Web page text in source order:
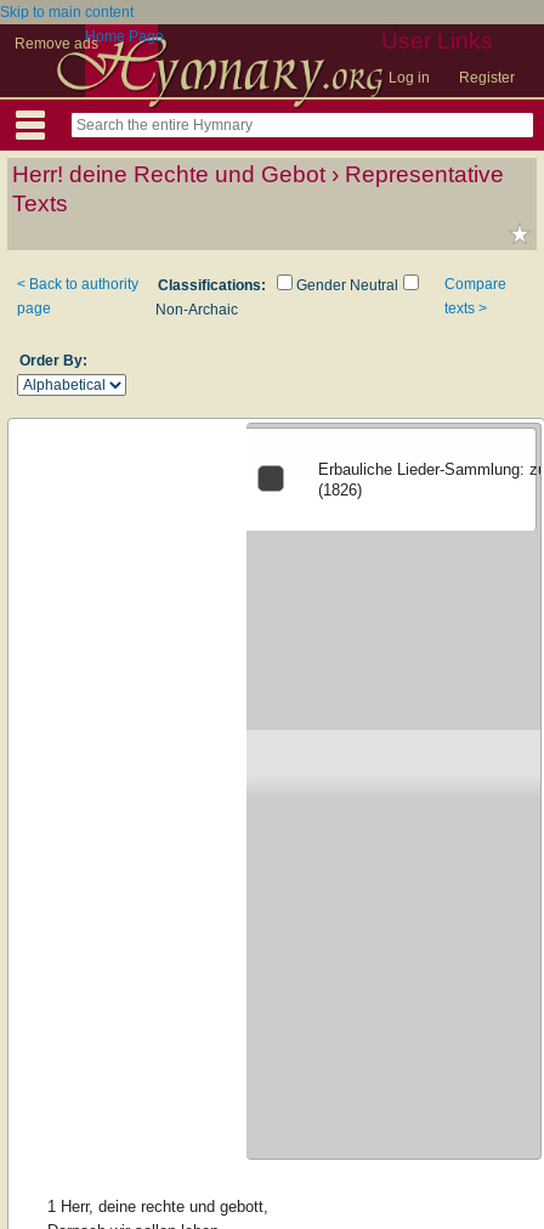
Skip to main content
Remove ads
User Links
Log in Register
Home Page
Herr! deine Rechte und Gebot › Representative
Texts
< Back to authority
page
Classifications:
Gender Neutral
Non-Archaic
Compare
texts >
Order By:
Erbauliche Lieder-Sammlung:
(1826)
1 Herr, deine rechte und gebott,